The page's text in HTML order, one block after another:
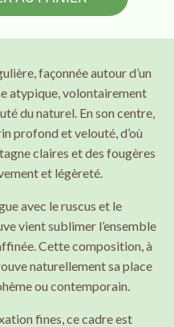
façonnée autour d’un
atypique, volontairement
du naturel. En son centre,
profond et velouté, d’où
claires et des fougères
et légèreté.
avec le ruscus et le
vient sublimer l’ensemble
Cette composition, à
naturellement sa place
ou contemporain.
fines, ce cadre est